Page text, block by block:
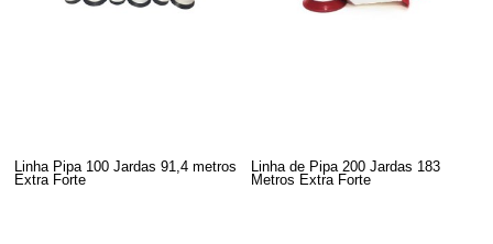
Linha Pipa 100 Jardas 91,4 metros
Extra Forte
Linha de Pipa 200 Jardas 183
Metros Extra Forte